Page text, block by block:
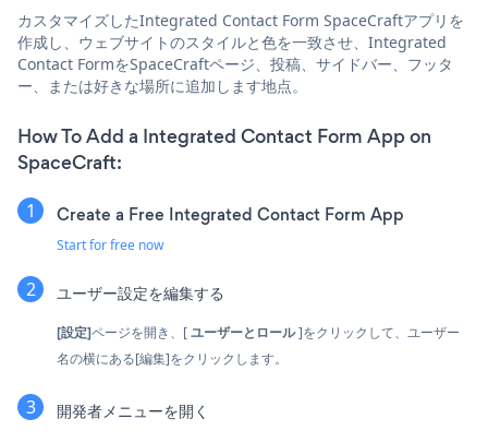
カスタマイズしたIntegrated Contact Form SpaceCraftアプリを
作成し、ウェブサイトのスタイルと色を一致させ、Integrated
Contact FormをSpaceCraftページ、投稿、サイドバー、フッタ
ー、または好きな場所に追加します地点。
How To Add a Integrated Contact Form App on
SpaceCraft:
Create a Free Integrated Contact Form App
Start for free now
ユーザー設定を編集する
[設定]ページを開き、[ユーザーとロール]をクリックして、ユーザー
名の横にある[編集]をクリックします。
開発者メニューを開く